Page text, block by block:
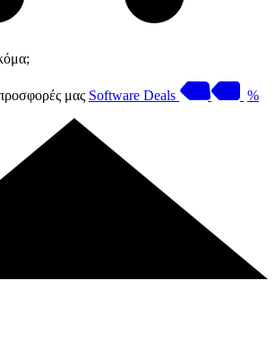
μας Software Deals %